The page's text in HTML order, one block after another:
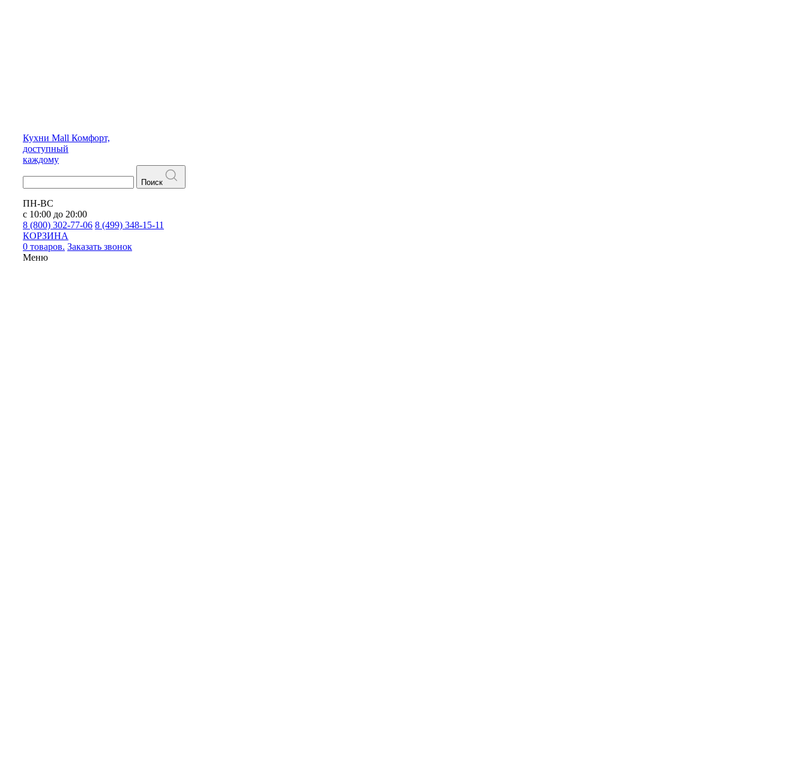
Кухни Mall Комфорт,
доступный
каждому
Поиск
ПН-ВС
с 10:00 до 20:00
8 (800) 302-77-06 8 (499) 348-15-11
КОРЗИНА
0 товаров. Заказать звонок
Меню